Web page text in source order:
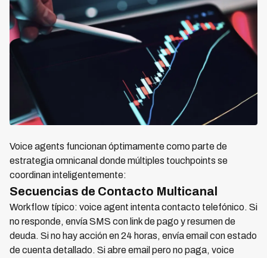
Voice agents funcionan óptimamente como parte de
estrategia omnicanal donde múltiples touchpoints se
coordinan inteligentemente:
Secuencias de Contacto Multicanal
Workflow típico: voice agent intenta contacto telefónico. Si
no responde, envía SMS con link de pago y resumen de
deuda. Si no hay acción en 24 horas, envía email con estado
de cuenta detallado. Si abre email pero no paga, voice